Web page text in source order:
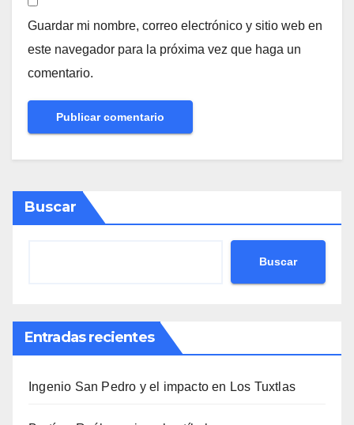
Guardar mi nombre, correo electrónico y sitio web en
este navegador para la próxima vez que haga un
comentario.
Buscar
Buscar
Entradas recientes
Ingenio San Pedro y el impacto en Los Tuxtlas